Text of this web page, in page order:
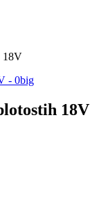
18V
18V